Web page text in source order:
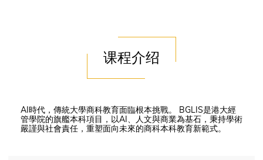
课程介绍
AI時代，傳統大學商科教育面臨根本挑戰。 BGLIS是港大經
管學院的旗艦本科項目，以AI、人文與商業為基石，秉持學術
嚴謹與社會責任，重塑面向未來的商科本科教育新範式。